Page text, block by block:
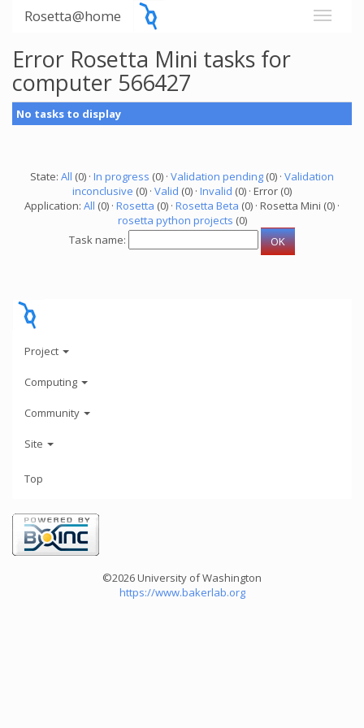
Rosetta@home
Error Rosetta Mini tasks for
computer 566427
No tasks to display
State: All (0) · In progress (0) · Validation pending (0) · Validation
inconclusive (0) · Valid (0) · Invalid (0) · Error (0)
Application: All (0) · Rosetta (0) · Rosetta Beta (0) · Rosetta Mini (0) ·
rosetta python projects (0)
Task name:
Project
Computing
Community
Site
Top
©2026 University of Washington
https://www.bakerlab.org